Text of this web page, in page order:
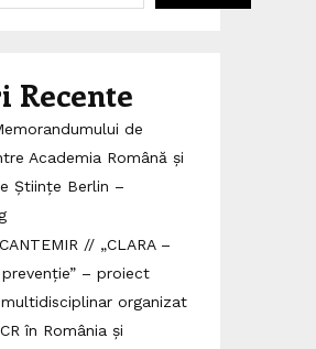
Recente
de
Academia Română și
Științe Berlin –
// „CLARA –
– proiect
organizat
în România și